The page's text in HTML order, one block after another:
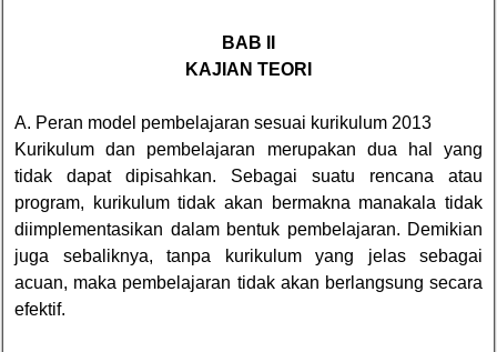
BAB II
KAJIAN TEORI
A. Peran model pembelajaran sesuai kurikulum 2013
Kurikulum dan pembelajaran merupakan dua hal yang
tidak dapat dipisahkan. Sebagai suatu rencana atau
program, kurikulum tidak akan bermakna manakala tidak
diimplementasikan dalam bentuk pembelajaran. Demikian
juga sebaliknya, tanpa kurikulum yang jelas sebagai
acuan, maka pembelajaran tidak akan berlangsung secara
efektif.